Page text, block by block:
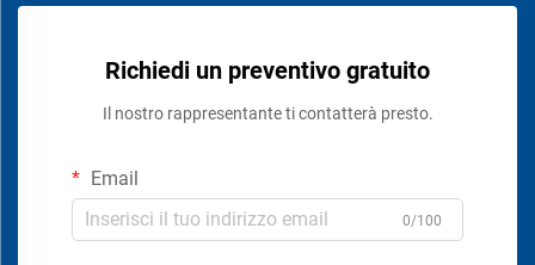
Richiedi un preventivo gratuito
Il nostro rappresentante ti contatterà presto.
Email
0/100